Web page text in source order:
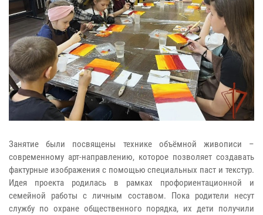
Занятие были посвящены технике объёмной живописи –
современному арт-направлению, которое позволяет создавать
фактурные изображения с помощью специальных паст и текстур.
Идея проекта родилась в рамках профориентационной и
семейной работы с личным составом. Пока родители несут
службу по охране общественного порядка, их дети получили